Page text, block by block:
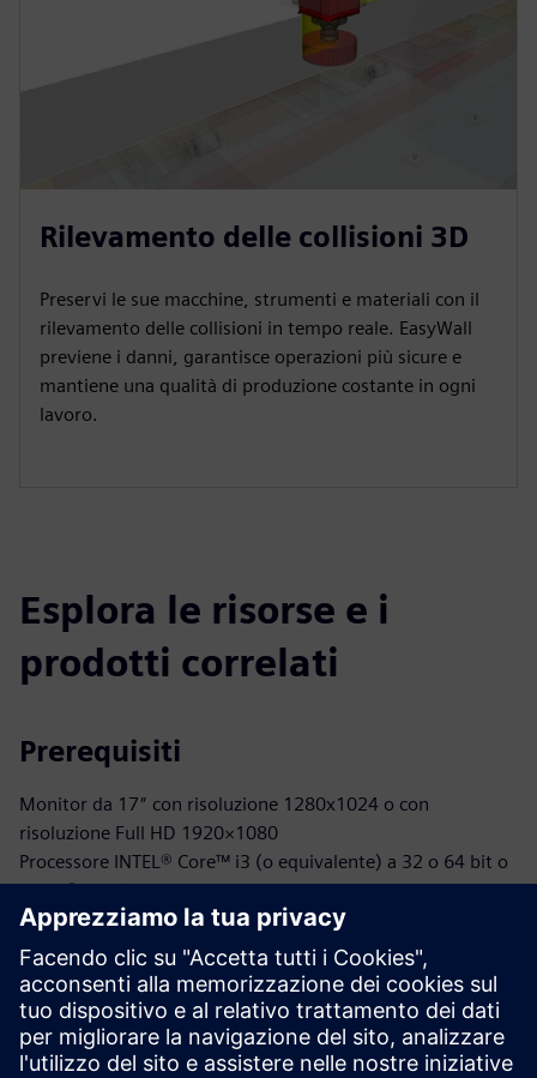
Rilevamento delle collisioni 3D
Preservi le sue macchine, strumenti e materiali con il
rilevamento delle collisioni in tempo reale. EasyWall
previene i danni, garantisce operazioni più sicure e
mantiene una qualità di produzione costante in ogni
lavoro.
Esplora le risorse e i
prodotti correlati
Prerequisiti
Monitor da 17″ con risoluzione 1280x1024 o con
risoluzione Full HD 1920×1080
Processore INTEL® Core™ i3 (o equivalente) a 32 o 64 bit o
INTEL® Core™ i7
Microsoft® Windows® 10 (supporto limitato per Windows
7 SP1 e Windows 8)
RAM da 2 GB o 8 GB (o superiore)
Compatibile con OpenGL®, serie NVIDIA® GeForce® GTX o
AMD Radeon™ RX
40 GB disponibili sul disco rigido o sull'SSD